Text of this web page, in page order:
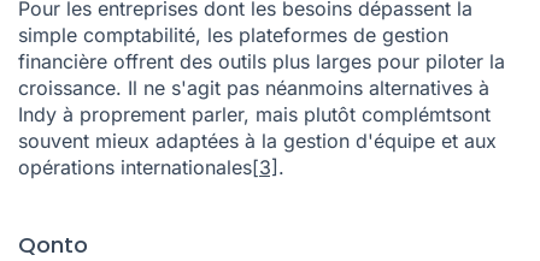
financière offrent des outils plus larges pour piloter la
croissance. Il ne s'agit pas néanmoins alternatives à
Indy à proprement parler, mais plutôt complémtsont
souvent mieux adaptées à la gestion d'équipe et aux
opérations internationales [3].
Qonto est considéré comme une solution de référence